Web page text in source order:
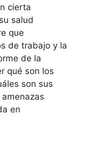
cierta
salud
que
de trabajo y la
de la
qué son los
son sus
en